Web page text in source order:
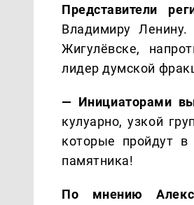
Представители
Владимиру
Жигулёвске,
лидер думской
— Инициаторами
кулуарно, узкой
которые пройдут
памятника!
По мнению